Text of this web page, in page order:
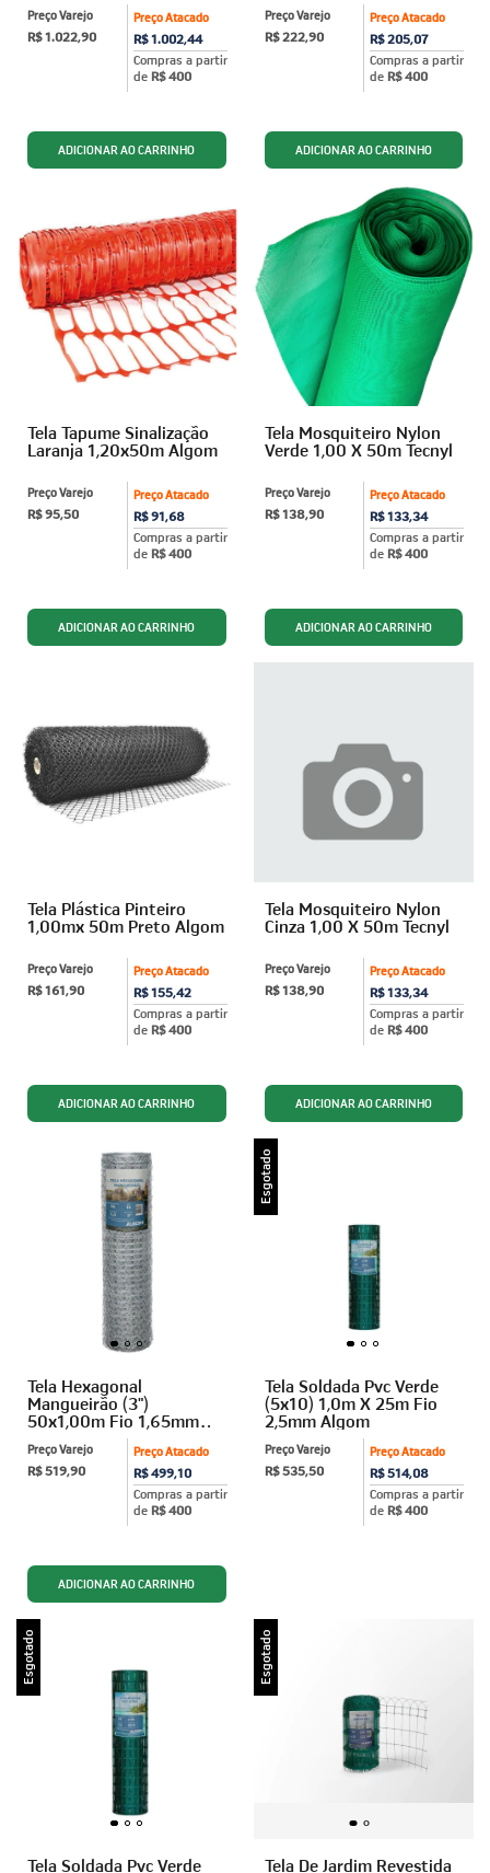
Preço Atacado
R$ 1.002,44
Compras a partir
de R$ 400
Preço Varejo
R$ 1.022,90
Preço Atacado
R$ 205,07
Compras a partir
de R$ 400
Preço Varejo
R$ 222,90
Tela Tapume Sinalização
Laranja 1,20x50m Algom
Preço Atacado
R$ 91,68
Compras a partir
de R$ 400
Preço Varejo
R$ 95,50
Tela Mosquiteiro Nylon
Verde 1,00 X 50m Tecnyl
Preço Atacado
R$ 133,34
Compras a partir
de R$ 400
Preço Varejo
R$ 138,90
Tela Plástica Pinteiro
1,00mx 50m Preto Algom
Preço Atacado
R$ 155,42
Compras a partir
de R$ 400
Preço Varejo
R$ 161,90
Tela Mosquiteiro Nylon
Cinza 1,00 X 50m Tecnyl
Preço Atacado
R$ 133,34
Compras a partir
de R$ 400
Preço Varejo
R$ 138,90
Tela Hexagonal
Mangueirão (3")
50x1,00m Fio 1,65mm
Preço Atacado
R$ 499,10
Compras a partir
de R$ 400
Preço Varejo
R$ 519,90
Esgotado
Tela Soldada Pvc Verde
(5x10) 1,0m X 25m Fio
2,5mm Algom
Preço Atacado
R$ 514,08
Compras a partir
de R$ 400
Preço Varejo
R$ 535,50
Esgotado
Tela Soldada Pvc Verde
Esgotado
Tela De Jardim Revestida